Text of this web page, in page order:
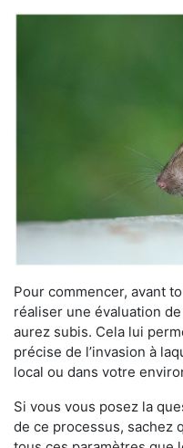
Pour commencer, avant
réaliser une évaluation
aurez subis. Cela lui
précise de l’invasion à
local ou dans votre
Si vous vous posez la
de ce processus, sachez